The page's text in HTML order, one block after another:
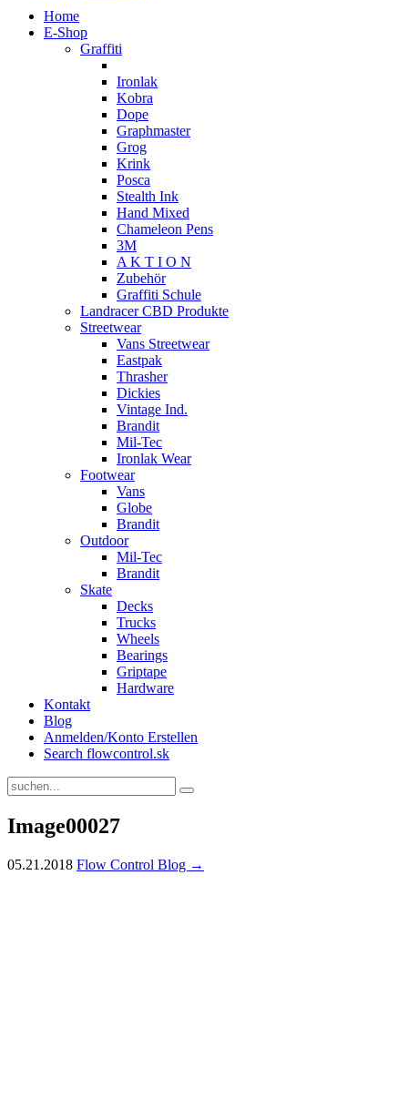
Home
E-Shop
Graffiti
Ironlak
Kobra
Dope
Graphmaster
Grog
Krink
Posca
Stealth Ink
Hand Mixed
Chameleon Pens
3M
A K T I O N
Zubehör
Graffiti Schule
Landracer CBD Produkte
Streetwear
Vans Streetwear
Eastpak
Thrasher
Dickies
Vintage Ind.
Brandit
Mil-Tec
Ironlak Wear
Footwear
Vans
Globe
Brandit
Outdoor
Mil-Tec
Brandit
Skate
Decks
Trucks
Wheels
Bearings
Griptape
Hardware
Kontakt
Blog
Anmelden/Konto Erstellen
Search flowcontrol.sk
Image00027
05.21.2018 Flow Control Blog →